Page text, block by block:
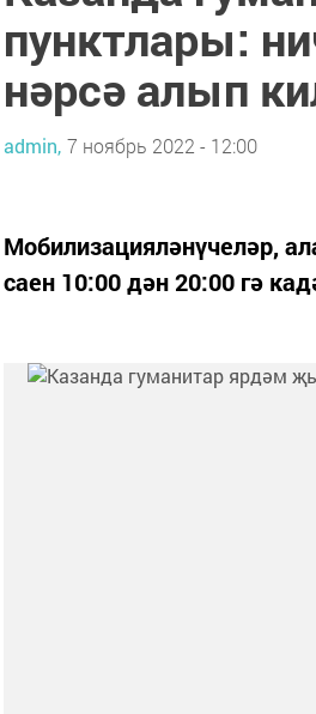
пунктлары:
нәрсә алып
admin, 7 ноябрь 2022 - 12:00
Мобилизацияләнүчеләр,
саен 10:00 дән 20:00 гә